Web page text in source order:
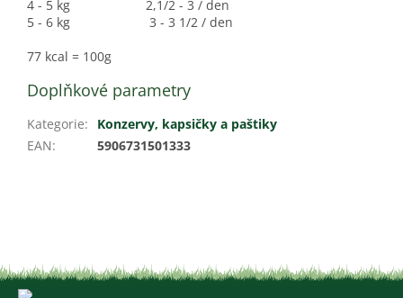
4 - 5 kg 2,1/2 - 3 / den
5 - 6 kg 3 - 3 1/2 / den
77 kcal = 100g
Doplňkové parametry
Kategorie:
Konzervy, kapsičky a paštiky
EAN: 5906731501333